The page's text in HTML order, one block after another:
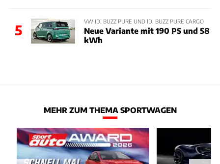
5
VW ID. BUZZ PURE UND ID. BUZZ PURE CARGO
Neue Variante mit 190 PS und 58
kWh
MEHR ZUM THEMA SPORTWAGEN